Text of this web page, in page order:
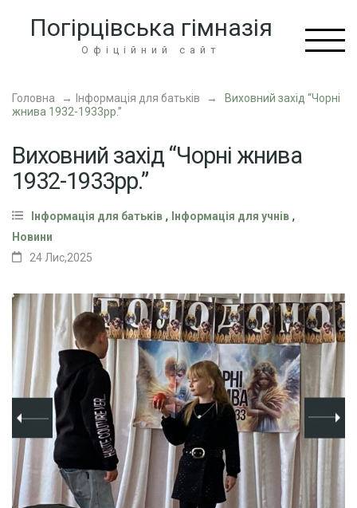
Enter)
Погірцівська гімназія
Офіційний сайт
Головна → Інформація для батьків →
Виховний захід “Чорні
жнива 1932-1933рр.”
Виховний захід “Чорні жнива
1932-1933рр.”
Інформація для батьків , Інформація для учнів ,
Новини
24 Лис,2025